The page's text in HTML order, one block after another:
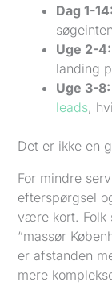
Dag 1-14:
Uge 2-4:
landing
Uge 3-8:
leads,
Det er ikke en
For mindre
efterspørgsel
være kort. Folk
“massør
er afstanden
mere